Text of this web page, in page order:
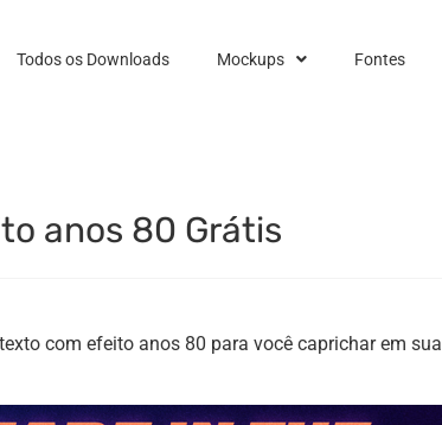
Todos os Downloads Mockups Fontes
anos 80 Grátis
com efeito anos 80 para você caprichar em sua